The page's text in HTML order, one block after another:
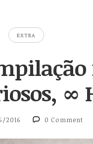
EXTRA
∞
2016 0 Comment